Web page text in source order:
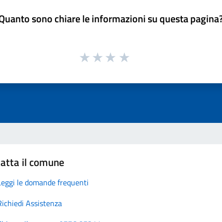
sono chiare le informazioni su questa
il comune
le domande frequenti
Assistenza